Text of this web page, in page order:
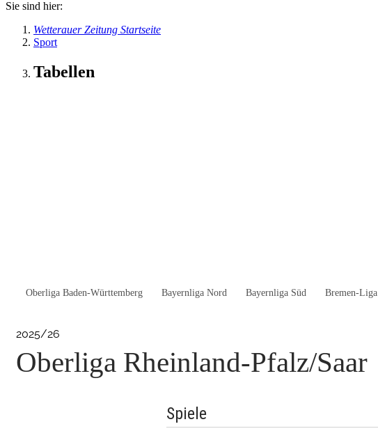
Sie sind hier:
Wetterauer Zeitung Startseite
Sport
Tabellen
Oberliga Baden-Württemberg Bayernliga Nord Bayernliga Süd Bremen-Liga
2025/26
Oberliga Rheinland-Pfalz/Saar
Spiele